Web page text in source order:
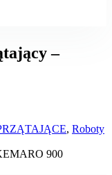
–
, Roboty
900